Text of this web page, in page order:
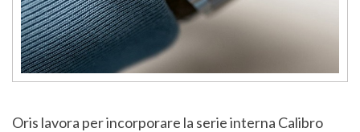
Oris lavora per incorporare la serie interna Calibro